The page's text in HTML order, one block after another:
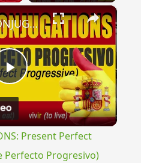
×
Play
Video
SPANISH CONJUGATIONS: Present Perfect Progressive (Presente Perfecto Progresivo)
Present Perfect
Perfecto Progresivo)